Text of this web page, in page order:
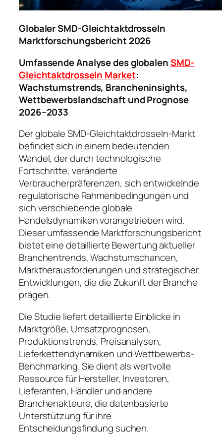
Globaler SMD-Gleichtaktdrosseln
Marktforschungsbericht 2026
Umfassende Analyse des globalenSMD-
Gleichtaktdrosseln Market:
Wachstumstrends, Brancheninsights,
Wettbewerbslandschaft und Prognose
2026–2033
Der globale SMD-Gleichtaktdrosseln-Markt
befindet sich in einem bedeutenden
Wandel, der durch technologische
Fortschritte, veränderte
Verbraucherpräferenzen, sich entwickelnde
regulatorische Rahmenbedingungen und
sich verschiebende globale
Handelsdynamiken vorangetrieben wird.
Dieser umfassende Marktforschungsbericht
bietet eine detaillierte Bewertung aktueller
Branchentrends, Wachstumschancen,
Marktherausforderungen und strategischer
Entwicklungen, die die Zukunft der Branche
prägen.
Die Studie liefert detaillierte Einblicke in
Marktgröße, Umsatzprognosen,
Produktionstrends, Preisanalysen,
Lieferkettendynamiken und Wettbewerbs-
Benchmarking. Sie dient als wertvolle
Ressource für Hersteller, Investoren,
Lieferanten, Händler und andere
Branchenakteure, die datenbasierte
Unterstützung für ihre
Entscheidungsfindung suchen.